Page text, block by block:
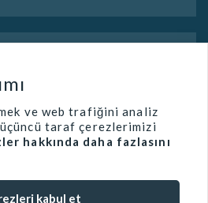
ve web trafiğini analiz
taraf çerezlerimizi
hakkında daha fazlasını
kabul et